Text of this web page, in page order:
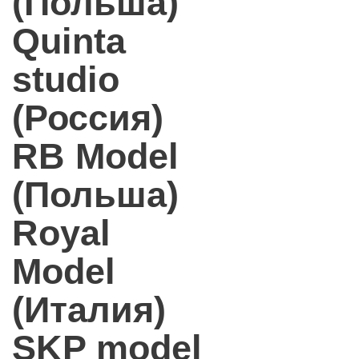
Quinta
studio
(Россия)
RB Model
(Польша)
Royal
Model
(Италия)
SKP model